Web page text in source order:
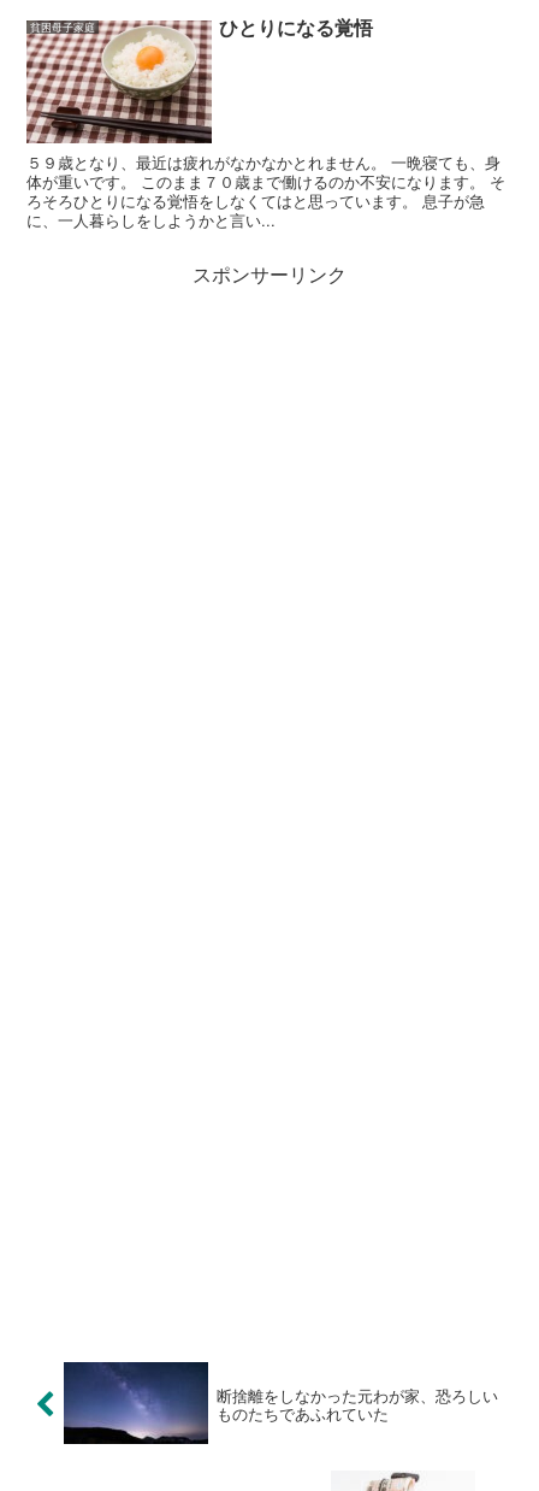
貧困母子家庭 ひとりになる覚悟
５９歳となり、最近は疲れがなかなかとれません。 一晩寝ても、身
体が重いです。 このまま７０歳まで働けるのか不安になります。 そ
ろそろひとりになる覚悟をしなくてはと思っています。 息子が急
に、一人暮らしをしようかと言い...
スポンサーリンク
断捨離をしなかった元わが家、恐ろしい
ものたちであふれていた